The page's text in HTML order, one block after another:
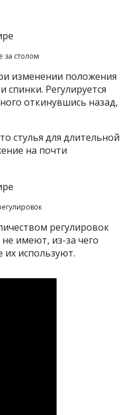
за столом
изменении положения
Регулируется
откинувшись назад,
стулья для длительной
на почти
регулировок
имеют, из-за чего
их используют.